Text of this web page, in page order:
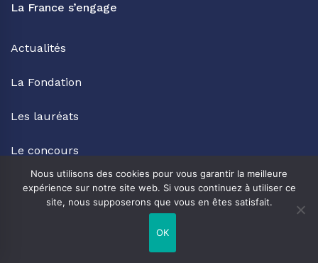
La France s’engage
Actualités
La Fondation
Les lauréats
Le concours
Faire un Don
Recevoir nos dernières actualités
Nous utilisons des cookies pour vous garantir la meilleure
expérience sur notre site web. Si vous continuez à utiliser ce
site, nous supposerons que vous en êtes satisfait.
OK